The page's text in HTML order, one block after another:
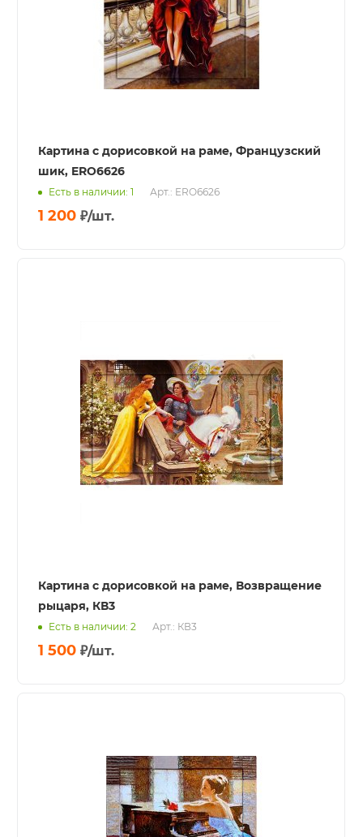
Картина с дорисовкой на раме, Французский
шик, ERO6626
Есть в наличии: 1 Арт.: ERO6626
1 200 ₽/шт.
Картина с дорисовкой на раме, Возвращение
рыцаря, КВ3
Есть в наличии: 2 Арт.: КВ3
1 500 ₽/шт.